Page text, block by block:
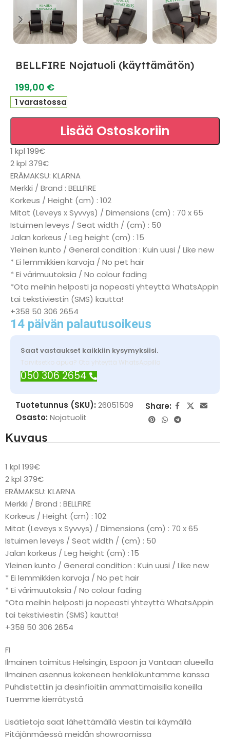
BELLFIRE Nojatuoli (käyttämätön)
199,00 €
1 varastossa
Lisää Ostoskoriin
1 kpl 199€
2 kpl 379€
ERÄMAKSU: KLARNA
Merkki / Brand : BELLFIRE
Korkeus / Height (cm) : 102
Mitat (Leveys x Syvvys) / Dimensions (cm) : 70 x 65
Istuimen leveys / Seat width / (cm) : 50
Jalan korkeus / Leg height (cm) : 15
Yleinen kunto / General condition : Kuin uusi / Like new
* Ei lemmikkien karvoja / No pet hair
* Ei värimuutoksia / No colour fading
*Ota meihin helposti ja nopeasti yhteyttä WhatsAppin
tai tekstiviestin (SMS) kautta!
+358 50 306 2654
14 päivän palautusoikeus
Saat vastaukset kaikkiin kysymyksiisi.
Tarvitsetko apua? Ota yhteyttä WhatsAppilla
050 306 2654
Tuotetunnus (SKU): 26051509
Osasto: Nojatuolit
Share:
Kuvaus
1 kpl 199€
2 kpl 379€
ERÄMAKSU: KLARNA
Merkki / Brand : BELLFIRE
Korkeus / Height (cm) : 102
Mitat (Leveys x Syvvys) / Dimensions (cm) : 70 x 65
Istuimen leveys / Seat width / (cm) : 50
Jalan korkeus / Leg height (cm) : 15
Yleinen kunto / General condition : Kuin uusi / Like new
* Ei lemmikkien karvoja / No pet hair
* Ei värimuutoksia / No colour fading
*Ota meihin helposti ja nopeasti yhteyttä WhatsAppin
tai tekstiviestin (SMS) kautta!
+358 50 306 2654
FI
Ilmainen toimitus Helsingin, Espoon ja Vantaan alueella
Ilmainen asennus kokeneen henkilökuntamme kanssa
Puhdistettiin ja desinfioitiin ammattimaisilla koneilla
Tuemme kierrätystä
Lisätietoja saat lähettämällä viestin tai käymällä
Pitäjänmäessä meidän showroomissa